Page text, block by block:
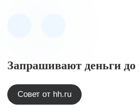
Запрашивают деньги до
Совет от hh.ru